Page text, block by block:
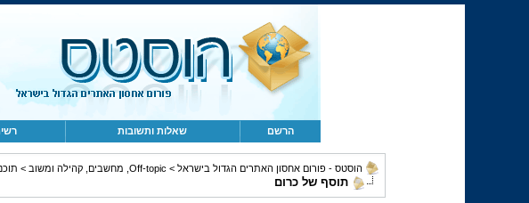
הרשם שאלות ותשובות
הוסטס - פורום אחסון האתרים הגדול בישראל > Off-topic, מחשבים, קהילה ומשוב >
תוסף של כרום